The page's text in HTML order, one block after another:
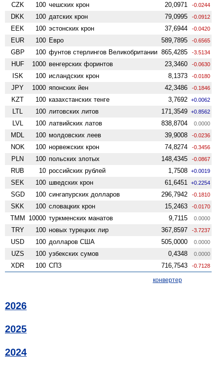
CZK 100 чешских крон 20,0971 -0.0244
DKK 100 датских крон 79,0995 -0.0912
EEK 100 эстонских крон 37,6944 -0.0420
EUR 100 Евро 589,7895 -0.6565
GBP 100 фунтов стерлингов Велико­британии 865,4285 -3.5134
HUF 1000 венгерских форинтов 23,3460 -0.0630
ISK 100 исландских крон 8,1373 -0.0180
JPY 1000 японских йен 42,3486 -0.1846
KZT 100 казахстанских тенге 3,7692 +0.0062
LTL 100 литовских литов 171,3549 +0.8562
LVL 100 латвийских латов 838,8704 0.0000
MDL 100 молдовских леев 39,9008 -0.0236
NOK 100 норвежских крон 74,8274 -0.3456
PLN 100 польских злотых 148,4345 -0.0867
RUB 10 российских рублей 1,7508 +0.0019
SEK 100 шведских крон 61,6451 +0.2254
SGD 100 сингапурских долларов 296,7942 -0.1810
SKK 100 словацких крон 15,2463 -0.0170
TMM 10000 туркменских манатов 9,7115 0.0000
TRY 100 новых турецких лир 367,8597 -3.7237
USD 100 долларов США 505,0000 0.0000
UZS 100 узбекских сумов 0,4348 0.0000
XDR 100 СПЗ 716,7543 -0.7128
конвертер
2026
2025
2024